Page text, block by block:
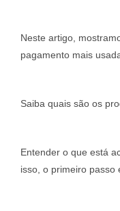
Neste artigo,
pagamento mais
Saiba quais são os
Entender o que está
isso, o primeiro passo